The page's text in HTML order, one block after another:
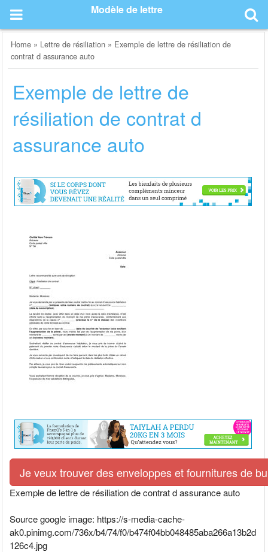
content
Modèle de lettre
Home » Lettre de résiliation » Exemple de lettre de résiliation de
contrat d assurance auto
Exemple de lettre de
résiliation de contrat d
assurance auto
Je veux trouver des enveloppes et fournitures de
Exemple de lettre de résiliation de contrat d assurance auto
Source google image: https://s-media-cache-
ak0.pinimg.com/736x/b4/74/f0/b474f04bb048485aba266a13b2d
126c4.jpg